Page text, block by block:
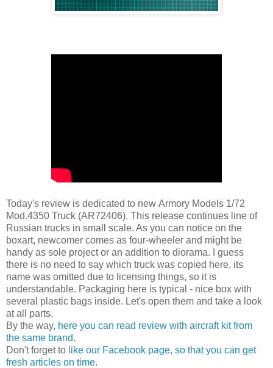
Today's review is dedicated to new Armory Models 1/72
Mod.4350 Truck (AR72406). This release continues line of
Russian trucks in small scale. As you can notice on the
boxart, newcomer comes as four-wheeler and might be
handy as sole project or an addition to diorama. I guess
there is no need to say which truck was copied here, its
name was omitted due to licensing things, so it is
understandable. Packaging here is typical - nice box with
several plastic bags inside. Let's open them and take a look
at all parts.
By the way, here you can read review with aircraft kit from
the same brand.
Don't forget to like our Facebook page, so that you can get
fresh articles on time.